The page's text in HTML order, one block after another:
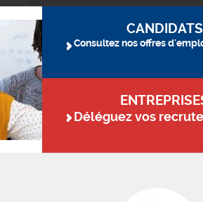
CANDIDATS
Consultez nos offres
Déléguez vos